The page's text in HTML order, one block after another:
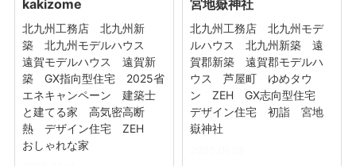
kakizome
北九州工務店 北九州新
築 北九州モデルハウス
遠賀モデルハウス 遠賀新
築 GX指向型住宅 2025省
エネキャンペーン 建築士
と建てる家 高気密高断
熱 デザイン住宅 ZEH
おしゃれな家
宮地嶽神社
北九州工務店 北九州モデ
ルハウス 北九州新築 遠
賀郡新築 遠賀郡モデルハ
ウス 芦屋町 ゆめタウ
ン ZEH GX志向型住宅
デザイン住宅 初詣 宮地
嶽神社